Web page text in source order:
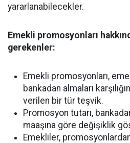
yararlanabilecekler.
Emekli promosyonları
gerekenler:
Emekli promosyonları,
bankadan almaları
verilen bir tür teşvik.
Promosyon tutarı,
maaşına göre değişiklik
Emekliler,